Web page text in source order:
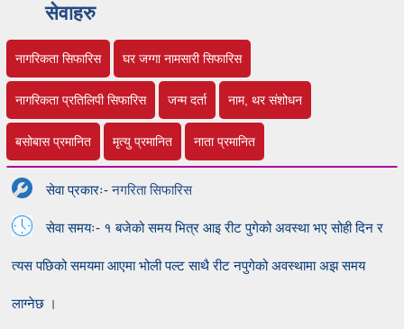
सेवाहरु
नागरिकता सिफारिस घर जग्गा नामसारी सिफारिस
नागरिकता प्रतिलिपी सिफारिस जन्म दर्ता नाम, थर संशोधन
बसोबास प्रमानित मृत्यु प्रमानित नाता प्रमानित
सेवा प्रकारः-नगरिता सिफारिस
सेवा समयः- १ बजेको समय भित्र आइ रीट पुगेको अवस्था भए सोही दिन र
त्यस पछिको समयमा आएमा भोली पल्ट साथै रीट नपुगेको अवस्थामा अझ समय
लाग्नेछ ।